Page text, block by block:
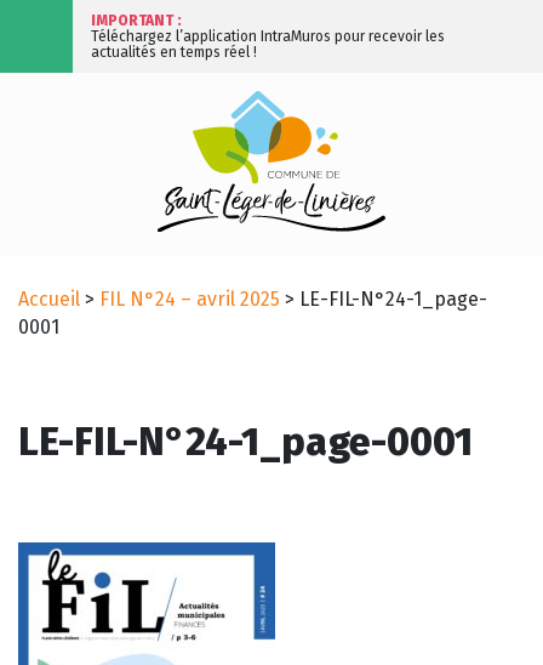
IMPORTANT :
Téléchargez l’application IntraMuros pour recevoir les
actualités en temps réel !
Accueil > FIL N°24 – avril 2025 > LE-FIL-N°24-1_page-
0001
LE-FIL-N°24-1_page-0001